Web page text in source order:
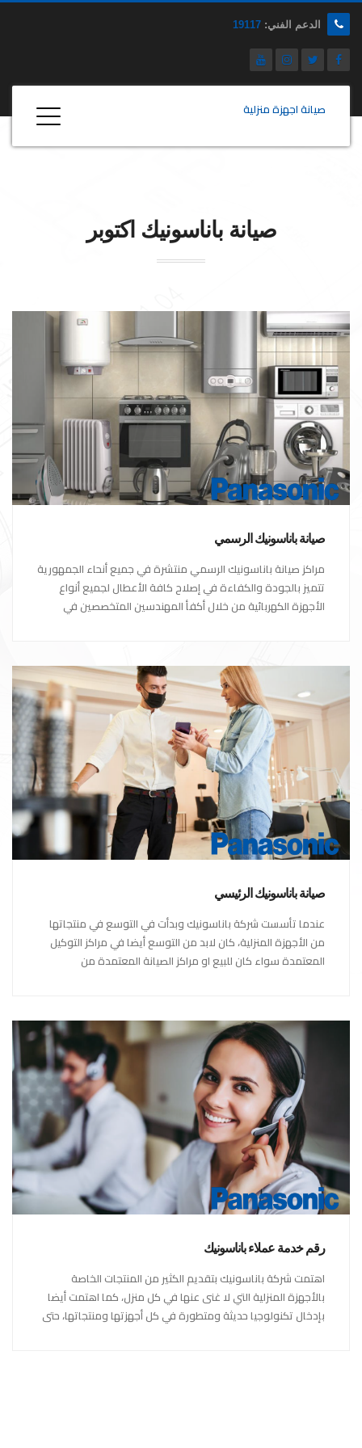
الدعم الفني: 19117
صيانة اجهزة منزلية
صيانةباناسونيك اكتوبر
صيانة باناسونيك الرسمي
مراكز صيانة باناسونيك الرسمي منتشرة في جميع أنحاء الجمهورية
تتميز بالجودة والكفاءة في إصلاح كافة الأعطال لجميع أنواع
الأجهزة الكهربائية من خلال أكفأ المهندسين المتخصصين في
صيانة باناسونيك الرئيسي
عندما تأسست شركة باناسونيك وبدأت في التوسع في منتجاتها
من الأجهزة المنزلية، كان لابد من التوسع أيضا في مراكز التوكيل
المعتمدة سواء كان للبيع او مراكز الصيانة المعتمدة من
رقم خدمة عملاء باناسونيك
اهتمت شركة باناسونيك بتقديم الكثير من المنتجات الخاصة
بالأجهزة المنزلية التي لا غنى عنها في كل منزل، كما اهتمت أيضا
بإدخال تكنولوجيا حديثة ومتطورة في كل أجهزتها ومنتجاتها، حتى